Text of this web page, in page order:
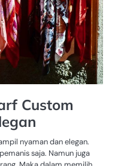
Custom
nyaman dan elegan.
saja. Namun juga